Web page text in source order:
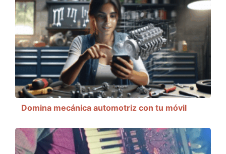
Domina mecánica automotriz con tu móvil